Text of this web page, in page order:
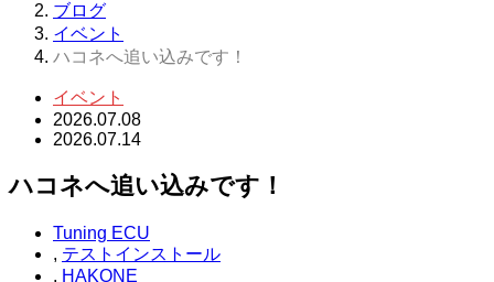
ブログ
イベント
ハコネへ追い込みです！
イベント
2026.07.08
2026.07.14
ハコネへ追い込みです！
Tuning ECU
, テストインストール
, HAKONE